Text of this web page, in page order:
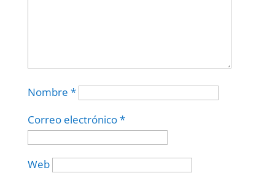
Nombre *
Correo electrónico*
Web